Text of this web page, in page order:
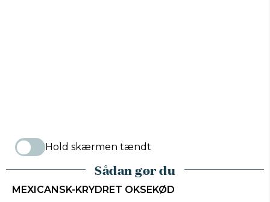
Hold skærmen tændt
Sådan gør du
MEXICANSK-KRYDRET OKSEKØD